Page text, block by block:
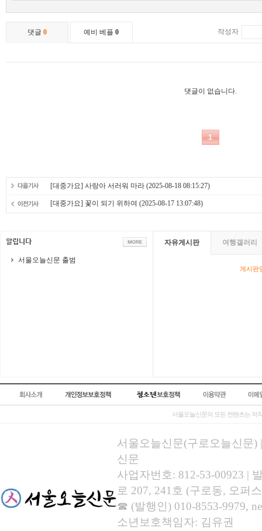
[대중가요] 사랑아 서러워 마라 (2025-08-18 08:15:27)
[대중가요] 꽃이 되기 위하여 (2025-08-17 13:07:48)
서울오늘신문 출범
자유게시판 여행갤러리
게시판
서울오늘신문의 모든 컨텐츠는 저
서울오늘신문(구로오늘신문)
신문
사업자번호: 812-53-00923 |
로 207, 241호 (구로동, 오퍼
☎ (발행인) 010-8553-9979,
소년보호책임자: 김유권